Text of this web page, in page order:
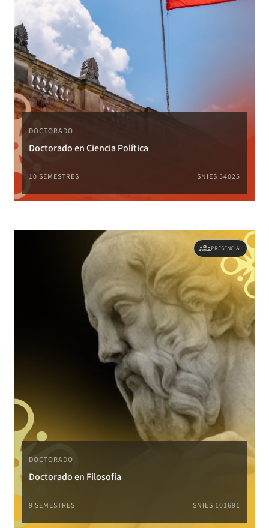
DOCTORADO
Doctorado en Ciencia Política
10 SEMESTRES SNIES 54025
groupsPRESENCIAL
DOCTORADO
Doctorado en Filosofía
9 SEMESTRES SNIES 101691